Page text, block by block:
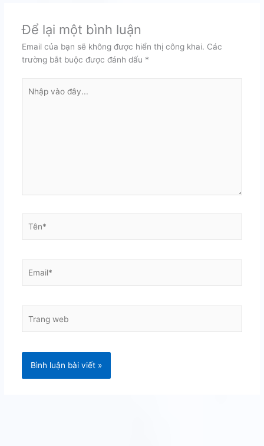
Để lại một bình luận
Email của bạn sẽ không được hiển thị công khai. Các
trường bắt buộc được đánh dấu *
vào
web